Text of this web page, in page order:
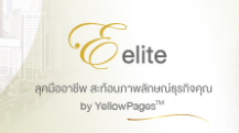
ดจำหน่าย ผู้ส่งออก/นำเข้า